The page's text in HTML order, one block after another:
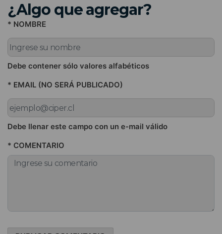
¿Algo que agregar?
* NOMBRE
Debe contener sólo valores alfabéticos
* EMAIL (NO SERÁ PUBLICADO)
Debe llenar este campo con un e-mail válido
* COMENTARIO